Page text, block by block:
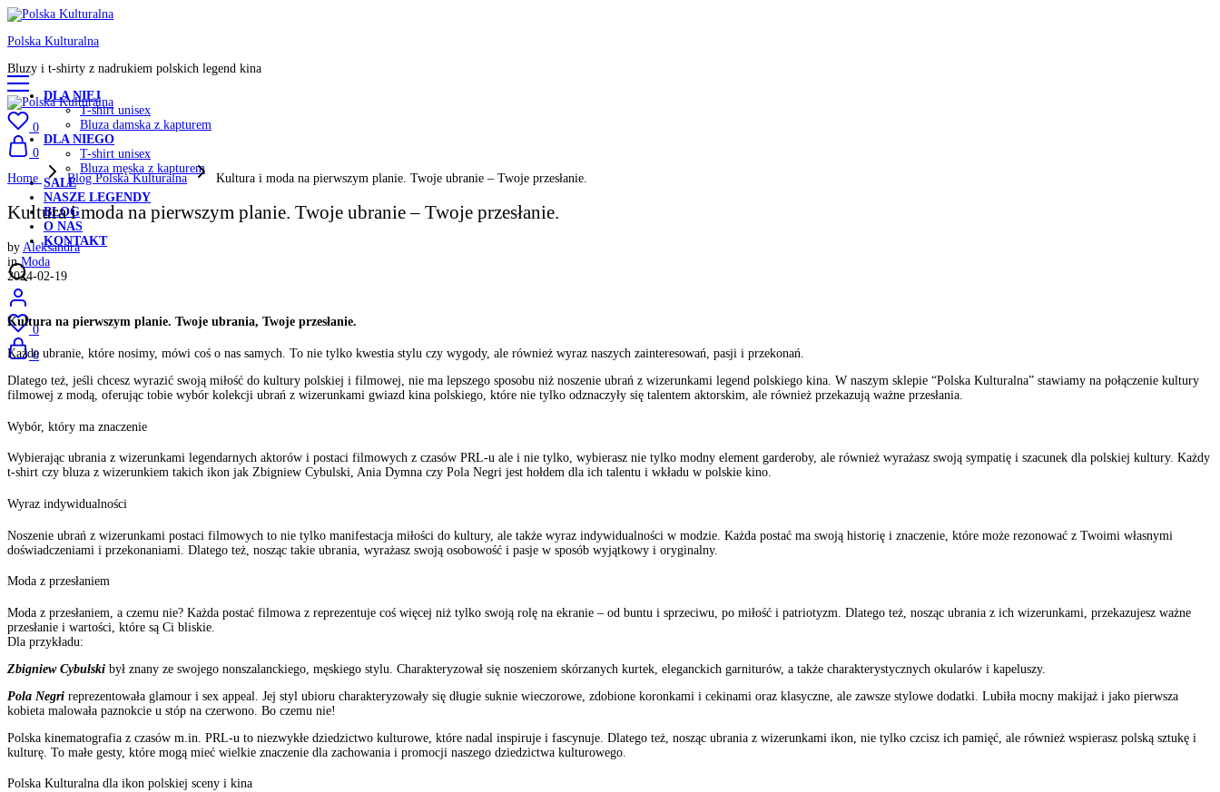
Polska Kulturalna
Bluzy i t-shirty z nadrukiem polskich legend kina
DLA NIEJ
T-shirt unisex
Bluza damska z kapturem
DLA NIEGO
T-shirt unisex
Bluza męska z kapturem
SALE
NASZE LEGENDY
BLOG
O NAS
KONTAKT
0
0
0
0
Home
Blog Polska Kulturalna Kultura i moda na pierwszym planie. Twoje ubranie – Twoje przesłanie.
Kultura i moda na pierwszym planie. Twoje ubranie – Twoje przesłanie.
by Aleksandra
in Moda
2024-02-19
Kultura na pierwszym planie. Twoje ubrania, Twoje przesłanie.
Każde ubranie, które nosimy, mówi coś o nas samych. To nie tylko kwestia stylu czy wygody, ale również wyraz naszych zainteresowań, pasji i przekonań.
Dlatego też, jeśli chcesz wyrazić swoją miłość do kultury polskiej i filmowej, nie ma lepszego sposobu niż noszenie ubrań z wizerunkami legend polskiego kina. W naszym sklepie “Polska Kulturalna” stawiamy na połączenie kultury
filmowej z modą, oferując tobie wybór kolekcji ubrań z wizerunkami gwiazd kina polskiego, które nie tylko odznaczyły się talentem aktorskim, ale również przekazują ważne przesłania.
Wybór, który ma znaczenie
Wybierając ubrania z wizerunkami legendarnych aktorów i postaci filmowych z czasów PRL-u ale i nie tylko, wybierasz nie tylko modny element garderoby, ale również wyrażasz swoją sympatię i szacunek dla polskiej kultury. Każdy
t-shirt czy bluza z wizerunkiem takich ikon jak Zbigniew Cybulski, Ania Dymna czy Pola Negri jest hołdem dla ich talentu i wkładu w polskie kino.
Wyraz indywidualności
Noszenie ubrań z wizerunkami postaci filmowych to nie tylko manifestacja miłości do kultury, ale także wyraz indywidualności w modzie. Każda postać ma swoją historię i znaczenie, które może rezonować z Twoimi własnymi
doświadczeniami i przekonaniami. Dlatego też, nosząc takie ubrania, wyrażasz swoją osobowość i pasje w sposób wyjątkowy i oryginalny.
Moda z przesłaniem
Moda z przesłaniem, a czemu nie? Każda postać filmowa z reprezentuje coś więcej niż tylko swoją rolę na ekranie – od buntu i sprzeciwu, po miłość i patriotyzm. Dlatego też, nosząc ubrania z ich wizerunkami, przekazujesz ważne
przesłanie i wartości, które są Ci bliskie.
Dla przykładu:
Zbigniew Cybulski był znany ze swojego nonszalanckiego, męskiego stylu. Charakteryzował się noszeniem skórzanych kurtek, eleganckich garniturów, a także charakterystycznych okularów i kapeluszy.
Pola Negri reprezentowała glamour i sex appeal. Jej styl ubioru charakteryzowały się długie suknie wieczorowe, zdobione koronkami i cekinami oraz klasyczne, ale zawsze stylowe dodatki. Lubiła mocny makijaż i jako pierwsza
kobieta malowała paznokcie u stóp na czerwono. Bo czemu nie!
Polska kinematografia z czasów m.in. PRL-u to niezwykłe dziedzictwo kulturowe, które nadal inspiruje i fascynuje. Dlatego też, nosząc ubrania z wizerunkami ikon, nie tylko czcisz ich pamięć, ale również wspierasz polską sztukę i
kulturę. To małe gesty, które mogą mieć wielkie znaczenie dla zachowania i promocji naszego dziedzictwa kulturowego.
Polska Kulturalna dla ikon polskiej sceny i kina